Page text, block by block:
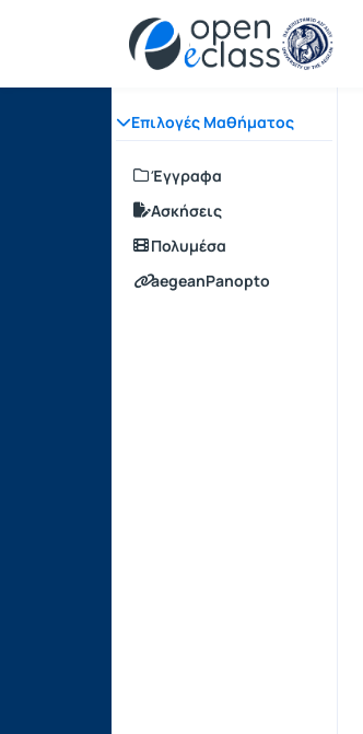
Επιλογές Μαθήματος
Έγγραφα
Ασκήσεις
Πολυμέσα
aegeanPanopto